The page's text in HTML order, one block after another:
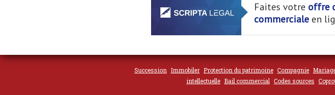
Faites votre offre
commerciale en
Succession Immobiler Protection du patrimoine Compagnie
intellectuelle Bail commercial Codes sources